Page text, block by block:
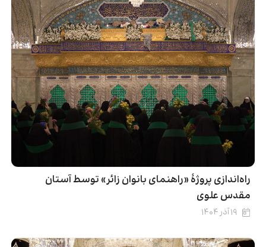
راه‌اندازی پروژۀ «راهنمای بانوان زائر» توسط آستان
مقدس علوی
۱۹ آذر ۱۴۰۴